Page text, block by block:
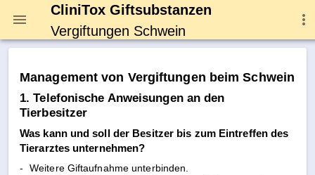
CliniTox Giftsubstanzen
Vergiftungen Schwein
Management von Vergiftungen beim Schwein
1. Telefonische Anweisungen an den
Tierbesitzer
Was kann und soll der Besitzer bis zum Eintreffen des
Tierarztes unternehmen?
-
Weitere Giftaufnahme unterbinden.